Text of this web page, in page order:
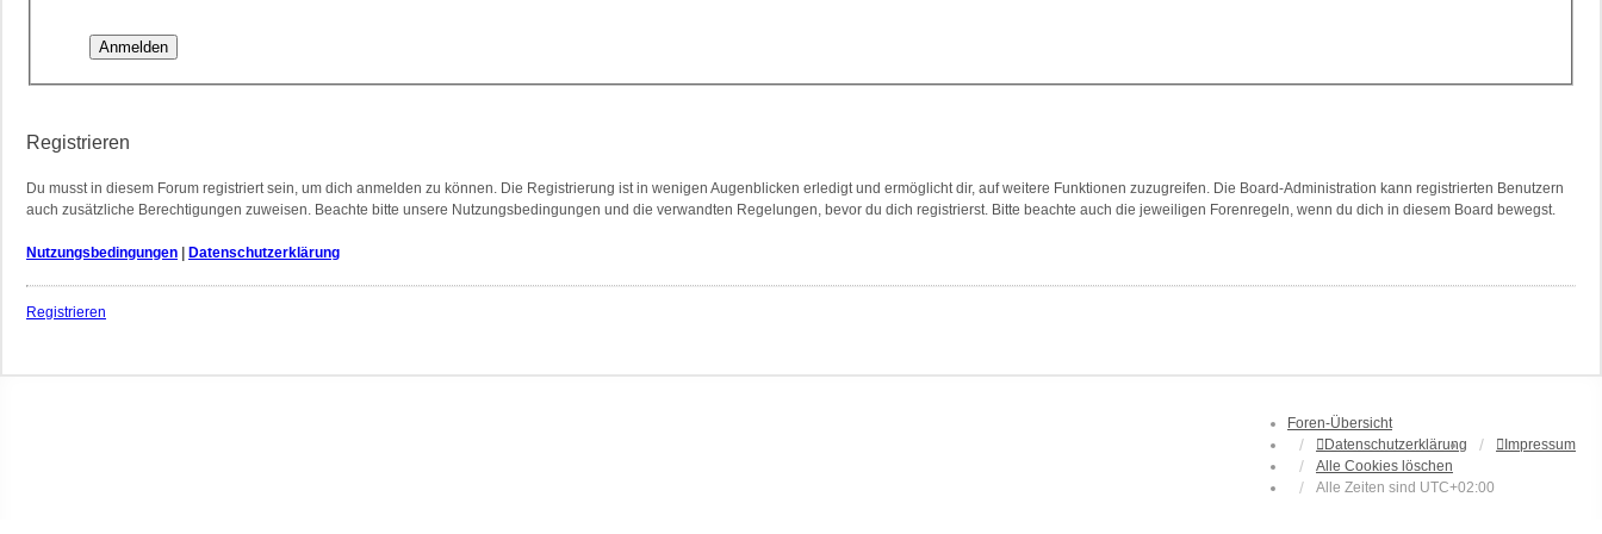
Registrieren
Du musst in diesem Forum registriert sein, um dich anmelden zu können. Die Registrierung ist in wenigen Augenblicken erledigt und ermöglicht dir, auf weitere Funktionen zuzugreifen. Die Board-Administration kann registrierten Benutzern
auch zusätzliche Berechtigungen zuweisen. Beachte bitte unsere Nutzungsbedingungen und die verwandten Regelungen, bevor du dich registrierst. Bitte beachte auch die jeweiligen Forenregeln, wenn du dich in diesem Board bewegst.
Nutzungsbedingungen | Datenschutzerklärung
Registrieren
Foren-Übersicht
Datenschutzerklärung
Impressum
Alle Cookies löschen
Alle Zeiten sind UTC+02:00